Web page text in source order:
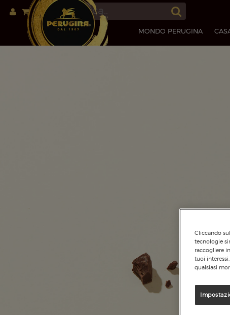
MONDO PERUGINA
Cliccando
tecnologie
raccogliere
tuoi
qualsiasi